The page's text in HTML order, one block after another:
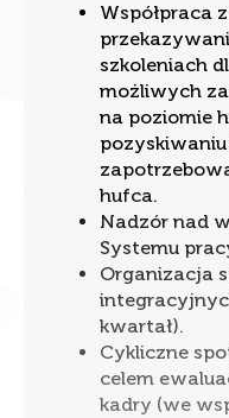
Współpraca
szkoleniach
możliwych
na poziomie
hufca.
Nadzór nad
Systemu
Organizacja
kwartał).
Cykliczne
celem
kadry (we